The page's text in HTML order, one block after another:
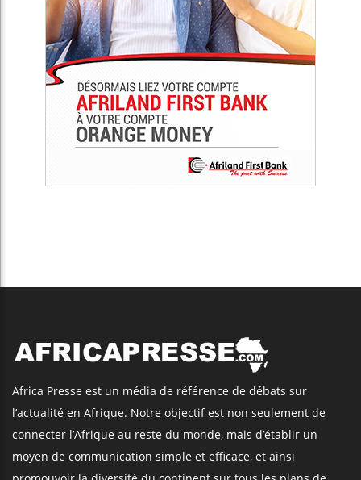
Africa Presse est un média de référence de débats sur
l’actualité en Afrique. Notre objectif est non seulement de
connecter l’Afrique au reste du monde, mais d’établir un
moyen de communication simple et efficace, et ainsi